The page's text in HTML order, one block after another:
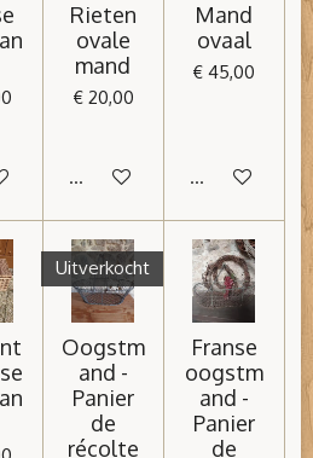
Rieten
ovale
mand
€ 20,00
In winkelwagen
Mand
ovaal
€ 45,00
In
Uitverkocht
Oogstm
and -
Panier
de
récolte
Franse
oogstm
and -
Panier
de